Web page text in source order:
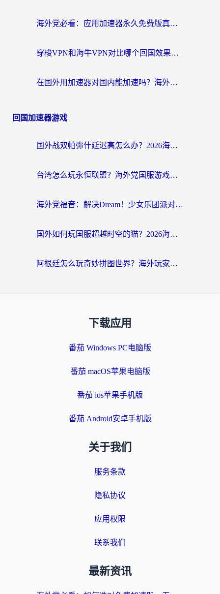
海外党必看：应用加速器永久免费版真的存在吗？教你选对回国加速器无缝刷国内资源
穿梭VPN和海牛VPN对比哪个回国效果更好？海外华人亲测3款热门加速器+避坑指南
在国外用加速器对国内能加速吗？海外党亲测有效的无缝访问指南
回国加速器游戏
国外战双帕弥什延迟高怎么办？2026海外畅玩国服游戏终极指南（附实测工具推荐）
台湾怎么玩永恒联盟？海外党国服游戏加速器选择全攻略（附3大热门游戏实测）
海外党福音：解决Dream！少女乐团派对！国外延迟的实用指南，附北美英国游戏加速方案
国外如何玩国服超越时空的猫？2026海外党必看的加速器选择指南
阿根廷怎么玩奇妙拼图世界？海外玩家国服游戏加速全攻略（附帕斯卡契约战舰少女解决方案）
下载应用
番茄 Windows PC电脑版
番茄 macOS苹果电脑版
番茄 ios苹果手机版
番茄 Android安卓手机版
关于我们
服务条款
隐私协议
应用权限
联系我们
最新资讯